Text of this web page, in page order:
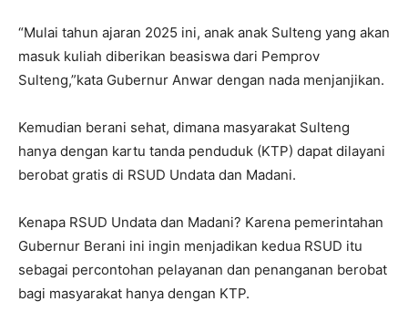
“Mulai tahun ajaran 2025 ini, anak anak Sulteng yang akan
masuk kuliah diberikan beasiswa dari Pemprov
Sulteng,”kata Gubernur Anwar dengan nada menjanjikan.
Kemudian berani sehat, dimana masyarakat Sulteng
hanya dengan kartu tanda penduduk (KTP) dapat dilayani
berobat gratis di RSUD Undata dan Madani.
Kenapa RSUD Undata dan Madani? Karena pemerintahan
Gubernur Berani ini ingin menjadikan kedua RSUD itu
sebagai percontohan pelayanan dan penanganan berobat
bagi masyarakat hanya dengan KTP.